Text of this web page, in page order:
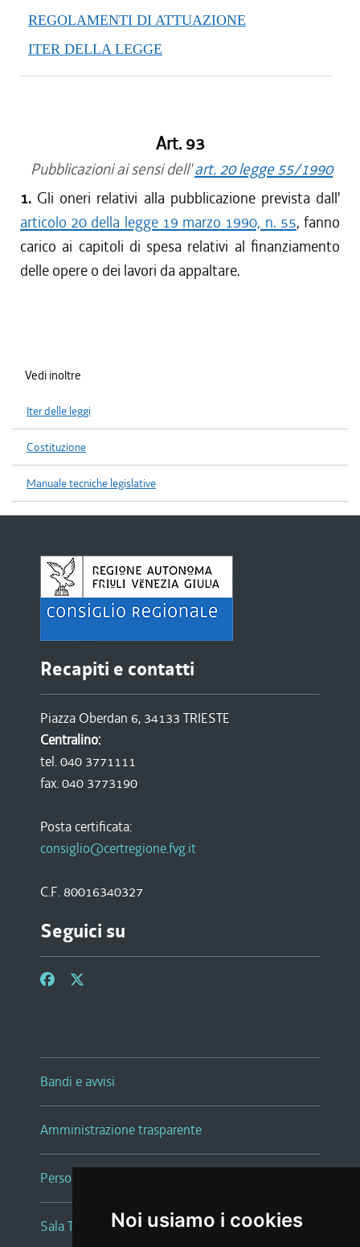
Noi usiamo i cookies
REGOLAMENTI DI ATTUAZIONE
ITER DELLA LEGGE
Art. 93
Pubblicazioni ai sensi dell'art. 20 legge 55/1990
1. Gli oneri relativi alla pubblicazione prevista dall'
articolo 20 della legge 19 marzo 1990, n. 55, fanno
carico ai capitoli di spesa relativi al finanziamento
delle opere o dei lavori da appaltare.
Vedi inoltre
Iter delle leggi
Costituzione
Manuale tecniche legislative
Recapiti e contatti
Piazza Oberdan 6, 34133 TRIESTE
Centralino:
tel. 040 3771111
fax. 040 3773190
Posta certificata:
consiglio@certregione.fvg.it
C.F. 80016340327
Seguici su
Bandi e avvisi
Amministrazione trasparente
Persone e Uffici
Sala Tiziano Tessitori